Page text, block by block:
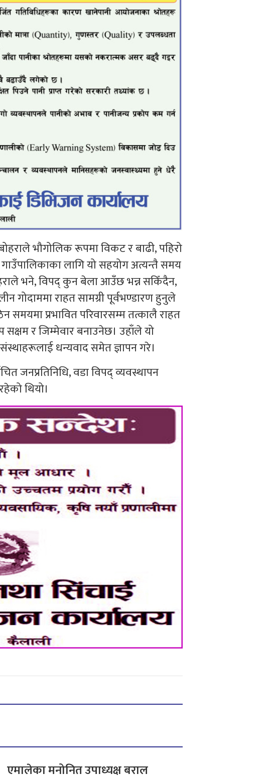
भौगोलिक रूपमा विकट र बाढी, पहिरो
लागि यो सहयोग अत्यन्तै समय
भने, विपद् कुन बेला आउँछ भन्न सकिँदैन,
राहत सामग्री पूर्वभण्डारण हुनुले
प्रभावित परिवारसम्म तत्कालै राहत
सक्षम र जिम्मेवार बनाउनेछ। उहाँले यो
धन्यवाद समेत ज्ञापन गरे।
जनप्रतिनिधि, वडा विपद् व्यवस्थापन
थियो।
एमालेका मनोनित उपाध्यक्ष बराल